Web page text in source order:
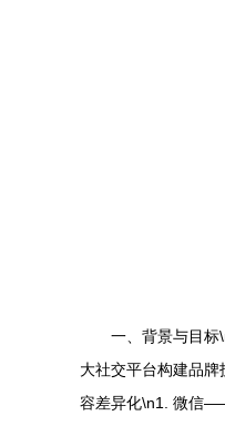
一、背景与目标
大社交平台构建品
容差异化\n1. 微信